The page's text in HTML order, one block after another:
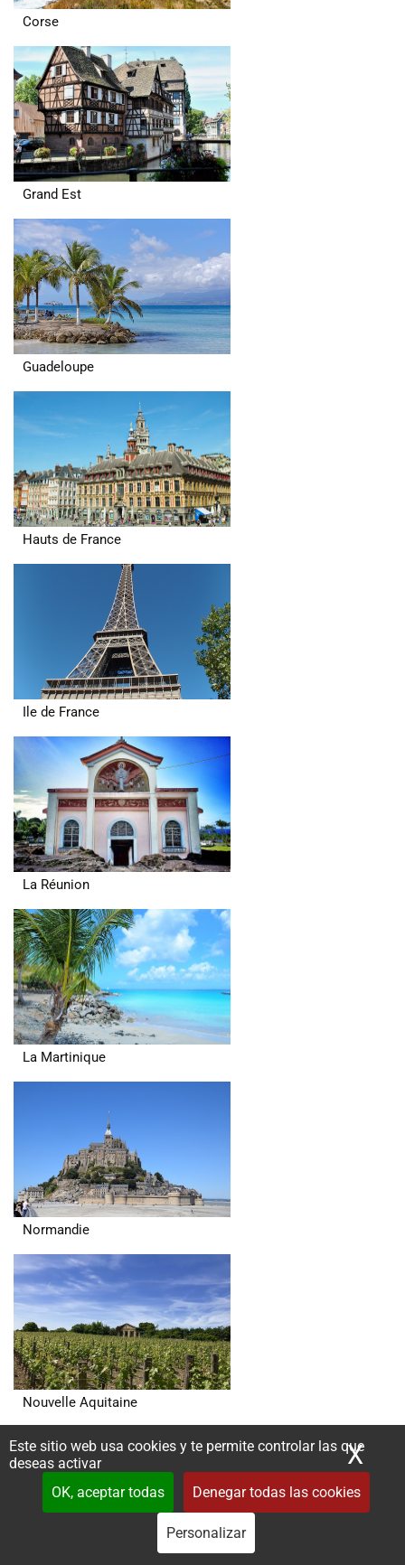
Este sitio web usa cookies y te permite controlar las que
deseas activar
OK, aceptar todas
Denegar todas las cookies
Personalizar
X
Corse
Grand Est
Guadeloupe
Hauts de France
Ile de France
La Réunion
La Martinique
Normandie
Nouvelle Aquitaine